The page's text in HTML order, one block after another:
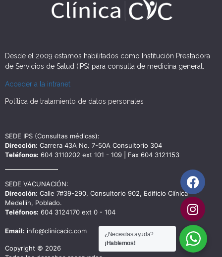
Desde el 2009 estamos habilitados como Institución Prestadora
de Servicios de Salud (IPS) para consulta de medicina general.
Acceder a la intranet
Política de tratamiento de datos personales
SEDE IPS (Consultas médicas):
Dirección: Carrera 43A No. 7-50A Consultorio 304
Teléfonos: 604 3110202 ext 101 - 109 | Fax 604 3121153
SEDE VACUNACIÓN:
Dirección: Calle 7#39-290, Consultorio 902, Edificio Clínica
Medellín, Poblado.
Teléfonos: 604 3124170 ext 0 - 104
Email: info@clinicacic.com
Copyright © 2026
¿Necesitas ayuda?
¡Hablemos!